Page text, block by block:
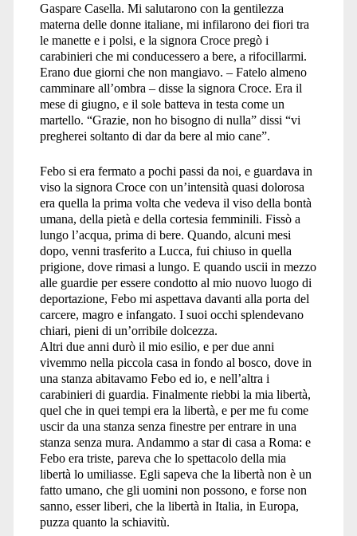
Gaspare Casella. Mi salutarono con la gentilezza
materna delle donne italiane, mi infilarono dei fiori tra
le manette e i polsi, e la signora Croce pregò i
carabinieri che mi conducessero a bere, a rifocillarmi.
Erano due giorni che non mangiavo. – Fatelo almeno
camminare all’ombra – disse la signora Croce. Era il
mese di giugno, e il sole batteva in testa come un
martello. “Grazie, non ho bisogno di nulla” dissi “vi
pregherei soltanto di dar da bere al mio cane”.
Febo si era fermato a pochi passi da noi, e guardava in
viso la signora Croce con un’intensità quasi dolorosa
era quella la prima volta che vedeva il viso della bontà
umana, della pietà e della cortesia femminili. Fissò a
lungo l’acqua, prima di bere. Quando, alcuni mesi
dopo, venni trasferito a Lucca, fui chiuso in quella
prigione, dove rimasi a lungo. E quando uscii in mezzo
alle guardie per essere condotto al mio nuovo luogo di
deportazione, Febo mi aspettava davanti alla porta del
carcere, magro e infangato. I suoi occhi splendevano
chiari, pieni di un’orribile dolcezza.
Altri due anni durò il mio esilio, e per due anni
vivemmo nella piccola casa in fondo al bosco, dove in
una stanza abitavamo Febo ed io, e nell’altra i
carabinieri di guardia. Finalmente riebbi la mia libertà,
quel che in quei tempi era la libertà, e per me fu come
uscir da una stanza senza finestre per entrare in una
stanza senza mura. Andammo a star di casa a Roma: e
Febo era triste, pareva che lo spettacolo della mia
libertà lo umiliasse. Egli sapeva che la libertà non è un
fatto umano, che gli uomini non possono, e forse non
sanno, esser liberi, che la libertà in Italia, in Europa,
puzza quanto la schiavitù.